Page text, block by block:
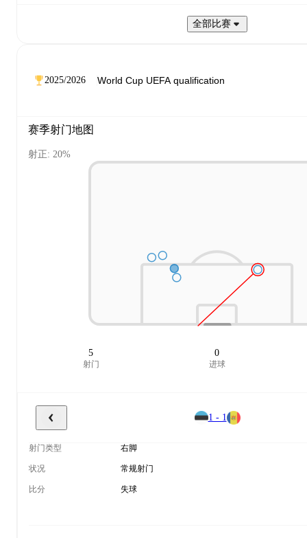
全部比赛
2025/2026
赛季射门地图
射正: 20%
5
射门
0
进球
1 - 1
射门类型 右脚
状况 常规射门
比分 失球